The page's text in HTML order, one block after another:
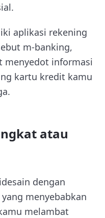
aplikasi rekening
m-banking,
menyedot informasi
kartu kredit kamu
atau
dengan
menyebabkan
melambat